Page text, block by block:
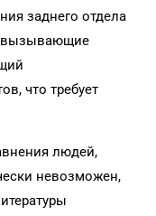
заднего отдела
вызывающие
что требует
людей,
невозможен,